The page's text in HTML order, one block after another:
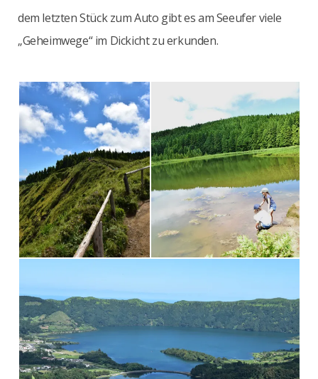
dem letzten Stück zum Auto gibt es am Seeufer viele
„Geheimwege“ im Dickicht zu erkunden.